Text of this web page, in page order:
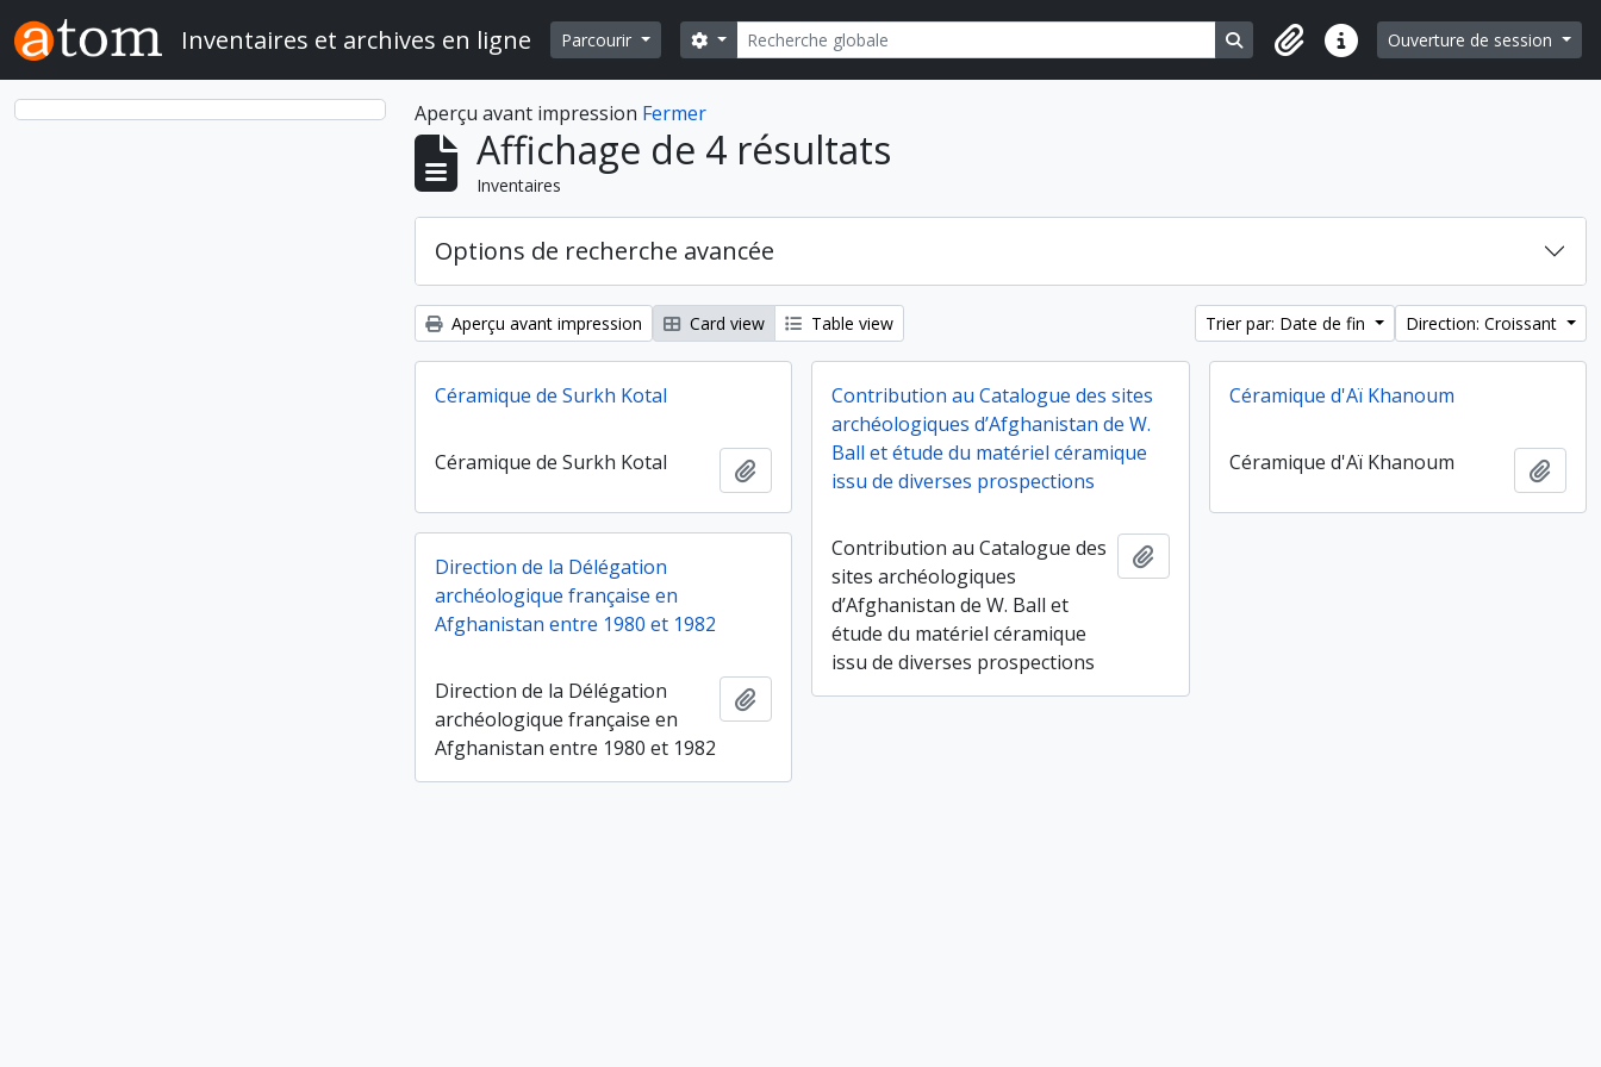
Skip to main content
Inventaires et archives en ligne Parcourir Rechercher
Search options Search in browse page
Liens rapidesOuverture de session
Aperçu avant impression Fermer
Affichage de 4 résultats
Inventaires
Options de recherche avancée
Aperçu avant impression Card view Table view Trier par: Date de fin Direction: Croissant
Céramique de Surkh Kotal
Céramique de Surkh Kotal Ajouter au presse-papier
Contribution au Catalogue des sites
archéologiques d’Afghanistan de W.
Ball et étude du matériel céramique
issu de diverses prospections
Contribution au Catalogue des
sites archéologiques
d’Afghanistan de W. Ball et
étude du matériel céramique
issu de diverses prospections
Ajouter au presse-papier
Céramique d'Aï Khanoum
Céramique d'Aï Khanoum
Direction de la Délégation
archéologique française en
Afghanistan entre 1980 et 1982
Direction de la Délégation
archéologique française en
Afghanistan entre 1980 et 1982
Ajouter au presse-papier